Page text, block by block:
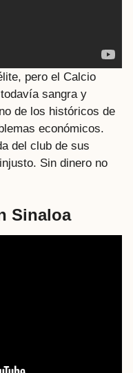
pero el Calcio
sangra y
de los históricos de
económicos.
del club de sus
Sin dinero no
Sinaloa